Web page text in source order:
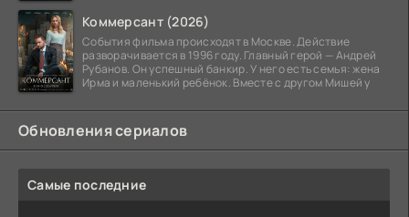
Коммерсант (2026)
События фильма происходят в Москве. Действие
разворачивается в 1996 году. Главный герой — Андрей
Рубанов. Он успешный банкир. У него есть семья: жена
Ирма и маленький ребёнок. Вместе с другом Мишей у
Обновления сериалов
Самые последние